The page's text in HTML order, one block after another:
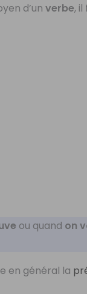
d’unverbe,
ou quand on
en général la